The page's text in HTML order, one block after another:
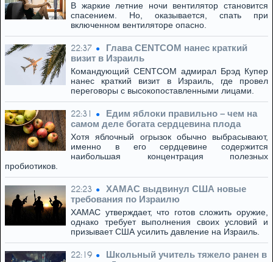
В жаркие летние ночи вентилятор становится
спасением. Но, оказывается, спать при
включенном вентиляторе опасно.
22:37
Глава CENTCOM нанес краткий
визит в Израиль
Командующий CENTCOM адмирал Брэд Купер
нанес краткий визит в Израиль, где провел
переговоры с высокопоставленными лицами.
22:31
Едим яблоки правильно – чем на
самом деле богата сердцевина плода
Хотя яблочный огрызок обычно выбрасывают,
именно в его сердцевине содержится
наибольшая концентрация полезных
пробиотиков.
22:23
ХАМАС выдвинул США новые
требования по Израилю
ХАМАС утверждает, что готов сложить оружие,
однако требует выполнения своих условий и
призывает США усилить давление на Израиль.
22:19
Школьный учитель тяжело ранен в